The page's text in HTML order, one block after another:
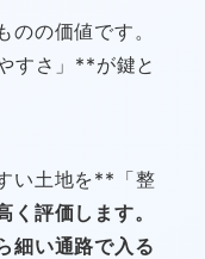
の価値です。
すさ」**が鍵と
い土地を**「整
く評価します。
細い通路で入る